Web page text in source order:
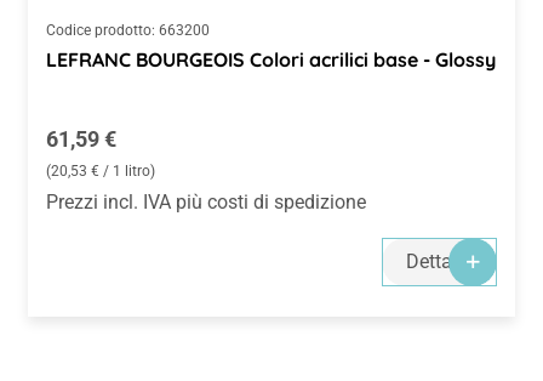
Codice prodotto: 663200
LEFRANC BOURGEOIS Colori acrilici base - Glossy
Prezzo normale:
61,59 €
(20,53 € / 1 litro)
Prezzi incl. IVA più costi di spedizione
Dettagli